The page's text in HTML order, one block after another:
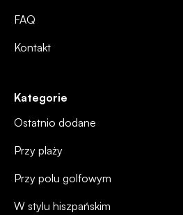
FAQ
Kontakt
Kategorie
Ostatnio dodane
Przy plaży
Przy polu golfowym
W stylu hiszpańskim